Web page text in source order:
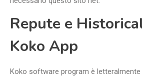
Repute e
Koko App
Koko software program è